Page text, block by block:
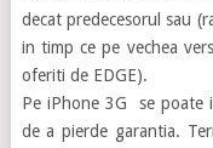
decat predecesorul sau
in timp ce pe vechea
oferiti de EDGE).
Pe iPhone 3G se poate
de a pierde garantia.